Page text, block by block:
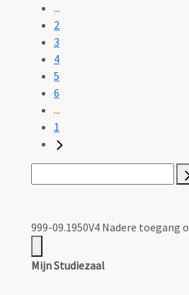
...
2
3
4
5
6
...
1
999-09.1950V4 Nadere
Mijn Studiezaal